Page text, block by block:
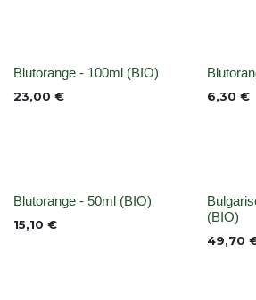
None
Blutorange - 100ml (BIO)
23,00 € None
6,30 €
None
Blutorange - 50ml (BIO)
15,10 € None
(BIO)
49,70